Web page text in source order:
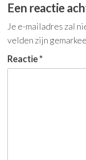
Een reactie
Je e-mailadres zal
velden zijn
Reactie*